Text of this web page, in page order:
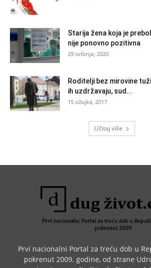
Starija žena koja je
nije ponovno pozitivna
29 svibnja, 2020
Roditelji bez mirovine
ih uzdržavaju, sud...
15 ožujka, 2017
Učitaj više
Prvi nacionalni Portal za treću dob u
pokrenut 2009. godine, od strane